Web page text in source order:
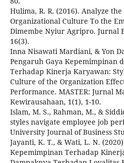
Hulima, R. R. (2016). Analyze
Organizational Culture To the
Dimembe Nyiur Agripro. Jurnal
16(3).
Inna Nisawati Mardiani, & Yon
Pengaruh Gaya Kepemimpinan
Terhadap Kinerja Karyawan:
Culture of the Organization
Performance. MASTER: Jurnal
Kewirausahaan, 1(1), 1-10.
Islam, M. S., Rahman, M., &
styles navigate employee job
University Journal of Business
Jayanti, K. T., & Wati, L. N.
Kepemimpinan Terhadap